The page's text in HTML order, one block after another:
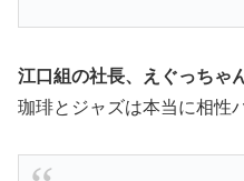
江口組の社長、えぐっちゃ
珈琲とジャズは本当に相性